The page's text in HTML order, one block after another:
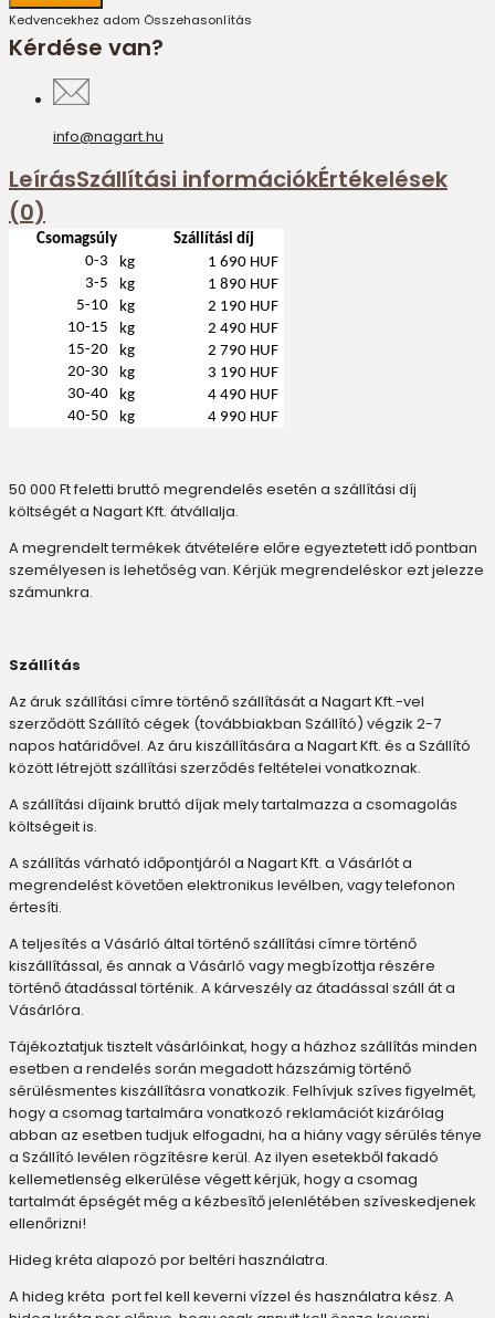
Kedvencekhez adom Összehasonlítás
Kérdése van?
info@nagart.hu
LeírásSzállítási információkÉrtékelések
(0)
Csomagsúly
Szállítási díj
0-3
kg
1 690 HUF
3-5
kg
1 890 HUF
5-10
kg
2 190 HUF
10-15
kg
2 490 HUF
15-20
kg
2 790 HUF
20-30
kg
3 190 HUF
30-40
kg
4 490 HUF
40-50
kg 4 990 HUF
50 000 Ft feletti bruttó megrendelés esetén a szállítási díj
költségét a Nagart Kft. átvállalja.
A megrendelt termékek átvételére előre egyeztetett idő pontban
személyesen is lehetőség van. Kérjük megrendeléskor ezt jelezze
számunkra.
Szállítás
Az áruk szállítási címre történő szállítását a Nagart Kft.-vel
szerződött Szállító cégek (továbbiakban Szállító) végzik 2-7
napos határidővel. Az áru kiszállítására a Nagart Kft. és a Szállító
között létrejött szállítási szerződés feltételei vonatkoznak.
A szállítási díjaink bruttó díjak mely tartalmazza a csomagolás
költségeit is.
A szállítás várható időpontjáról a Nagart Kft. a Vásárlót a
megrendelést követően elektronikus levélben, vagy telefonon
értesíti.
A teljesítés a Vásárló által történő szállítási címre történő
kiszállítással, és annak a Vásárló vagy megbízottja részére
történő átadással történik. A kárveszély az átadással száll át a
Vásárlóra.
Tájékoztatjuk tisztelt vásárlóinkat, hogy a házhoz szállítás minden
esetben a rendelés során megadott házszámig történő
sérülésmentes kiszállításra vonatkozik. Felhívjuk szíves figyelmét,
hogy a csomag tartalmára vonatkozó reklamációt kizárólag
abban az esetben tudjuk elfogadni, ha a hiány vagy sérülés ténye
a Szállító levélen rögzítésre kerül. Az ilyen esetekből fakadó
kellemetlenség elkerülése végett kérjük, hogy a csomag
tartalmát épségét még a kézbesítő jelenlétében szíveskedjenek
ellenőrizni!
Hideg kréta alapozó por beltéri használatra.
A hideg kréta port fel kell keverni vízzel és használatra kész. A